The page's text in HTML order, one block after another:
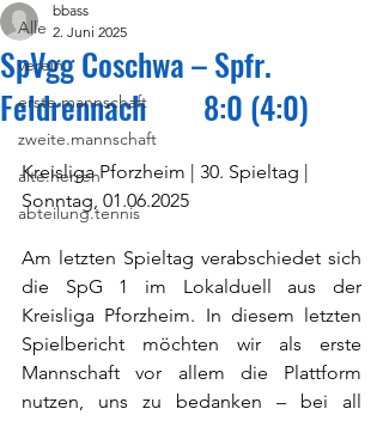
Alle
verein
erste.mannschaft
zweite.mannschaft
alte.herren
abteilung.tennis
SpVgg Coschwa – Spfr.
Feldrennach 8:0 (4:0)
bbass
2. Juni 2025
Kreisliga Pforzheim | 30. Spieltag |
Sonntag, 01.06.2025
Am letzten Spieltag verabschiedet sich
die SpG 1 im Lokalduell aus der
Kreisliga Pforzheim. In diesem letzten
Spielbericht möchten wir als erste
Mannschaft vor allem die Plattform
nutzen, uns zu bedanken – bei all